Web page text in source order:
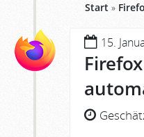
Start »
15.